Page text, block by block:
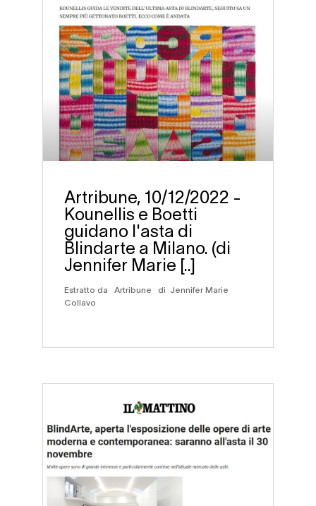
Artribune, 10/12/2022 -
Kounellis e Boetti
guidano l'asta di
Blindarte a Milano. (di
Jennifer Marie [..]
Estratto da Artribune di Jennifer Marie
Collavo